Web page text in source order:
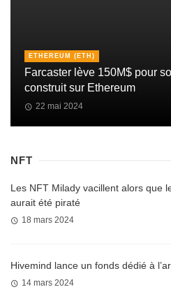
ETHEREUM (ETH)
Farcaster lève 150M$ pour
construit sur Ethereum
22 mai 2024
NFT
Les NFT Milady vacillent alors que
aurait été piraté
18 mars 2024
Hivemind lance un fonds dédié à
14 mars 2024